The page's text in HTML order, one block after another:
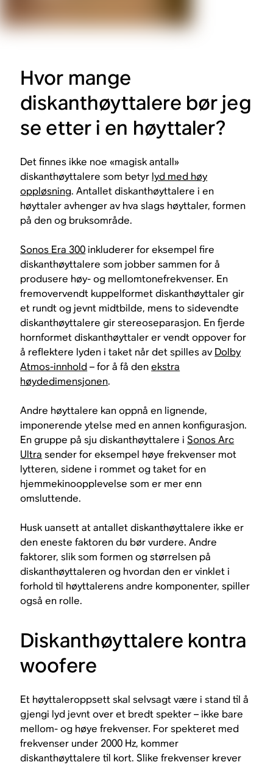
Hvor mange
diskanthøyttalere bør jeg
se etter i en høyttaler?
Det finnes ikke noe «magisk antall»
diskanthøyttalere som betyr lyd med høy
oppløsning. Antallet diskanthøyttalere i en
høyttaler avhenger av hva slags høyttaler, formen
på den og bruksområde.
Sonos Era 300inkluderer for eksempel fire
diskanthøyttalere som jobber sammen for å
produsere høy- og mellomtonefrekvenser. En
fremovervendt kuppelformet diskanthøyttaler gir
et rundt og jevnt midtbilde, mens to sidevendte
diskanthøyttalere gir stereoseparasjon. En fjerde
hornformet diskanthøyttaler er vendt oppover for
å reflektere lyden i taket når det spilles av Dolby
Atmos-innhold – for å få denekstra
høydedimensjonen.
Andre høyttalere kan oppnå en lignende,
imponerende ytelse med en annen konfigurasjon.
En gruppe på sju diskanthøyttalere iSonos Arc
Ultra sender for eksempel høye frekvenser mot
lytteren, sidene i rommet og taket for en
hjemmekinoopplevelse som er mer enn
omsluttende.
Husk uansett at antallet diskanthøyttalere ikke er
den eneste faktoren du bør vurdere. Andre
faktorer, slik som formen og størrelsen på
diskanthøyttaleren og hvordan den er vinklet i
forhold til høyttalerens andre komponenter, spiller
også en rolle.
Diskanthøyttalere kontra
woofere
Et høyttaleroppsett skal selvsagt være i stand til å
gjengi lyd jevnt over et bredt spekter – ikke bare
mellom- og høye frekvenser. For spekteret med
frekvenser under 2000 Hz, kommer
diskanthøyttalere til kort. Slike frekvenser krever